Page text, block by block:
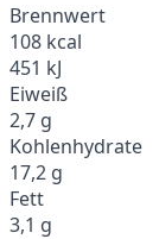
Brennwert
108 kcal
451 kJ
Eiweiß
2,7 g
Kohlenhydrate
17,2 g
Fett
3,1 g